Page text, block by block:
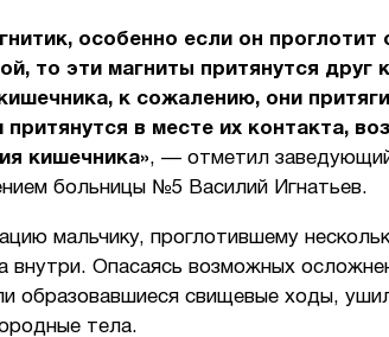
особенно если он проглотит
то эти магниты притянутся друг
к сожалению, они
в месте их контакта,
кишечника», — отметил
больницы №5 Василий Игнатьев.
мальчику, проглотившему
внутри. Опасаясь возможных
образовавшиеся свищевые ходы,
тела.